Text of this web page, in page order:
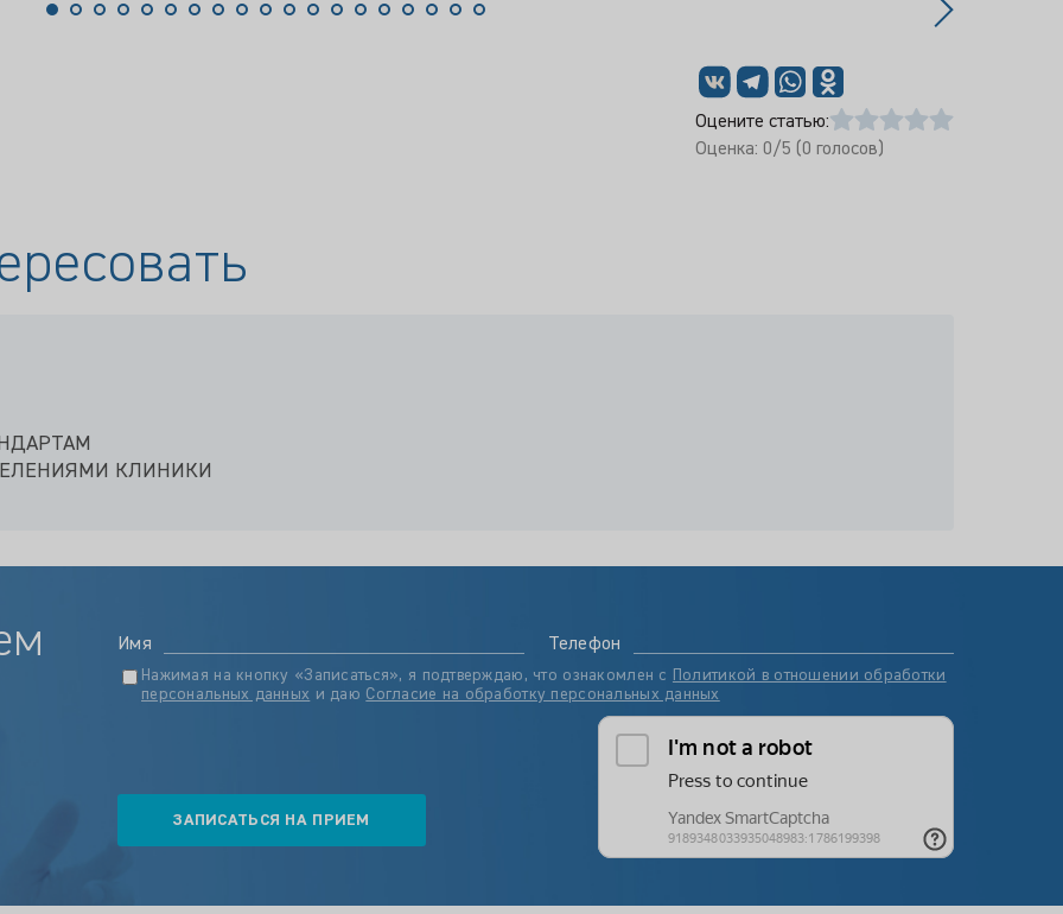
Оцените статью:
Оценка: 0/5 (0 голосов)
КЛИНИКИ
Имя Телефон
Нажимая на кнопку «Записаться», я подтверждаю, что ознакомлен с Политикой в отношении обработки
персональных данныхи даюСогласие на обработку персональных данных